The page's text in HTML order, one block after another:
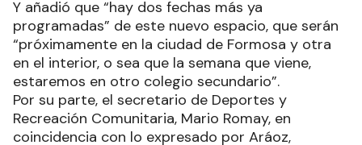
Y añadió que “hay dos fechas más ya
programadas” de este nuevo espacio, que serán
“próximamente en la ciudad de Formosa y otra
en el interior, o sea que la semana que viene,
estaremos en otro colegio secundario”.
Por su parte, el secretario de Deportes y
Recreación Comunitaria, Mario Romay, en
coincidencia con lo expresado por Aráoz,